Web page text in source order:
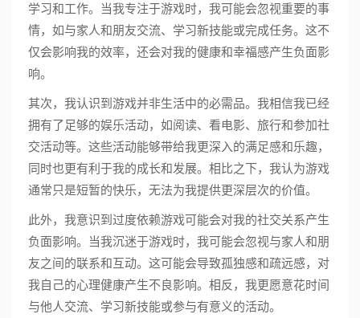
学习和工作。当我专注于游戏时，我可能会忽视重要的事
情，如与家人和朋友交流、学习新技能或完成任务。这不
仅会影响我的效率，还会对我的健康和幸福感产生负面影
响。
其次，我认识到游戏并非生活中的必需品。我相信我已经
拥有了足够的娱乐活动，如阅读、看电影、旅行和参加社
交活动等。这些活动能够带给我更深入的满足感和乐趣，
同时也更有利于我的成长和发展。相比之下，我认为游戏
通常只是短暂的快乐，无法为我提供更深层次的价值。
此外，我意识到过度依赖游戏可能会对我的社交关系产生
负面影响。当我沉迷于游戏时，我可能会忽视与家人和朋
友之间的联系和互动。这可能会导致孤独感和疏远感，对
我自己的心理健康产生不良影响。相反，我更愿意花时间
与他人交流、学习新技能或参与有意义的活动。